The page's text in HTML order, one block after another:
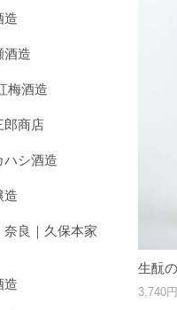
生酛
3,740
造
酒造
梅酒造
郎商店
ハシ酒造
造
良｜久保本家
造